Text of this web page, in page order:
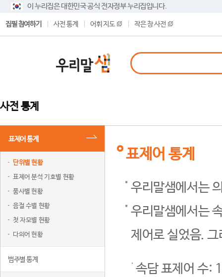
이 누리집은 대한민국 공식 전자정부 누리집입니다.
집필 참여하기 사전 통계 어휘 지도 작은 창 사전
사전 통계
표제어 통계
단위별 현황
표제어 분석 기호별 현황
품사별 현황
음절 수별 현황
첫 자모별 현황
다의어 현황
범주별 통계
표제어 통계
우리말샘에서는
우리말샘에서는
제어로 실었음.
속담 표제어 수: